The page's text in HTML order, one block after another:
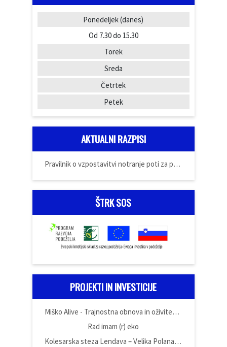
Ponedeljek(danes)
Od 7.30 do 15.30
Torek
Sreda
Četrtek
Petek
AKTUALNI RAZPISI
Pravilnik o vzpostavitvi notranje poti za prijavo
ŠTRK SOS
PROJEKTI IN INVESTICIJE
Miško Alive - Trajnostna obnova in oživitev domačije Miška Kranjca
Rad imam (r) eko
Kolesarska steza Lendava – Velika Polana – Črenšovci